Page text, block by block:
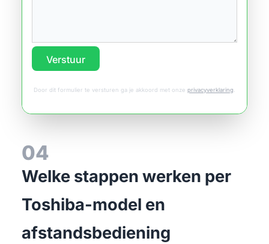
Verstuur
Door dit formulier te versturen ga je akkoord met onze privacyverklaring
04
Welke stappen werken per
Toshiba-model en
afstandsbediening